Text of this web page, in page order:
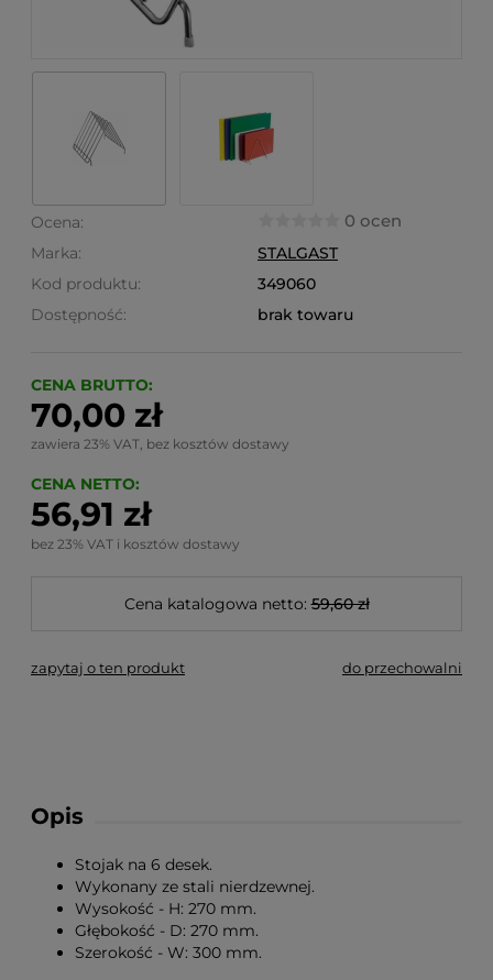
Ocena: 0 ocen
Marka:
STALGAST
Kod produktu:
349060
Dostępność:
brak towaru
CENA BRUTTO:
70,00 zł
zawiera 23% VAT, bez kosztów dostawy
CENA NETTO:
56,91 zł
bez 23% VAT i kosztów dostawy
Cena katalogowa netto: 59,60 zł
zapytaj o ten produkt do przechowalni
Opis
Stojak na 6 desek.
Wykonany ze stali nierdzewnej.
Wysokość - H: 270 mm.
Głębokość - D: 270 mm.
Szerokość - W: 300 mm.